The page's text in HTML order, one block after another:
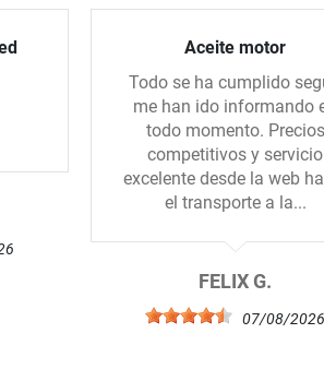
Aceite motor
Todo se ha cumplido
me han ido informando
todo momento. Precios
competitivos y servicio
excelente desde la web
el transporte a la...
FELIX G.
07/08/2026